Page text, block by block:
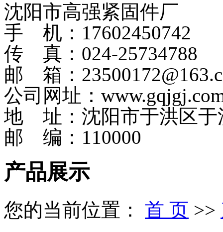
沈阳市高强紧固件厂
手 机：17602450742
传 真：024-25734788
邮 箱：
公司网址：
地 址：沈阳市于洪区于
邮 编：110000
产品展示
您的当前位置： 首 页 >>